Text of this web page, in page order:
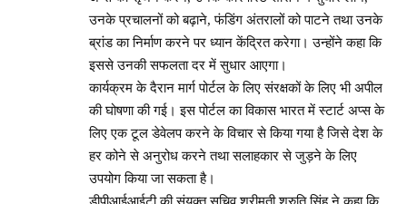
उनके प्रचालनों को बढ़ाने, फंडिंग अंतरालों को पाटने तथा उनके
ब्रांड का निर्माण करने पर ध्यान केंद्रित करेगा। उन्होंने कहा कि
इससे उनकी सफलता दर में सुधार आएगा।
कार्यक्रम के दैरान मार्ग पोर्टल के लिए संरक्षकों के लिए भी अपील
की घोषणा की गई। इस पोर्टल का विकास भारत में स्टार्ट अप्स के
लिए एक टूल डेवेलप करने के विचार से किया गया है जिसे देश के
हर कोने से अनुरोध करने तथा सलाहकार से जुड़ने के लिए
उपयोग किया जा सकता है।
डीपीआईआईटी की संयुक्त सचिव श्रीमती श्रुति सिंह ने कहा कि